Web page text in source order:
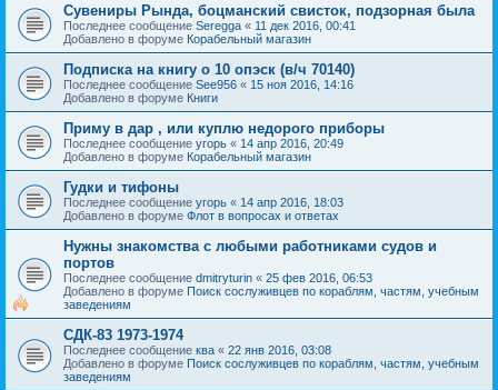
Сувениры Рында, боцманский свисток, подзорная была
Последнее сообщение Seregga « 11 дек 2016, 00:41
Добавлено в форуме Корабельный магазин
Подписка на книгу о 10 опэск (в/ч 70140)
Последнее сообщение See956 « 15 ноя 2016, 14:16
Добавлено в форуме Книги
Приму в дар , или куплю недорого приборы
Последнее сообщение угорь « 14 апр 2016, 20:49
Добавлено в форуме Корабельный магазин
Гудки и тифоны
Последнее сообщение угорь « 14 апр 2016, 18:03
Добавлено в форуме Флот в вопросах и ответах
Нужны знакомства с любыми работниками судов и
портов
Последнее сообщение dmitryturin « 25 фев 2016, 06:53
Добавлено в форуме Поиск сослуживцев по кораблям, частям, учебным
заведениям
СДК-83 1973-1974
Последнее сообщение ква « 22 янв 2016, 03:08
Добавлено в форуме Поиск сослуживцев по кораблям, частям, учебным
заведениям